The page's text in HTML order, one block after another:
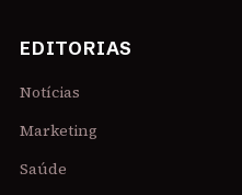
EDITORIAS
Notícias
Marketing
Saúde